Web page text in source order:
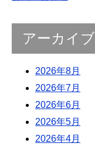
アーカイブ
2026年8月
2026年7月
2026年6月
2026年5月
2026年4月